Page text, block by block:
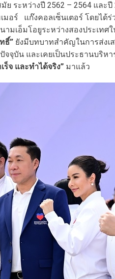
มัย ระหว่างปี 2562 – 2564 แ
อร์ แก๊งคอลเซ็นเตอร์ โดยได้ร่
มเอ็มโอยูระหว่างสองประเท
ธิ์” ยังมีบทบาทสำคัญในการส่งเ
จจุบัน และเคยเป็นประธานบริ
ร็จ และทำได้จริง” มาแล้ว